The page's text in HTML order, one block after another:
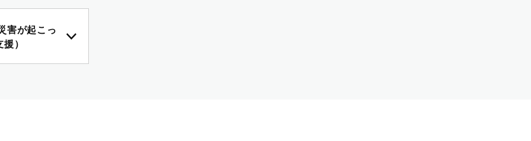
害が起こっ
）